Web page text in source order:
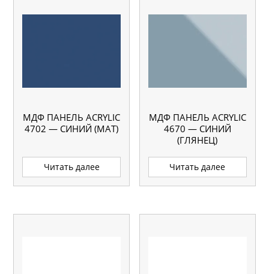
МДФ ПАНЕЛЬ ACRYLIC
4702 — СИНИЙ (МАТ)
Читать далее
МДФ ПАНЕЛЬ ACRYLIC
4670 — СИНИЙ
(ГЛЯНЕЦ)
Читать далее